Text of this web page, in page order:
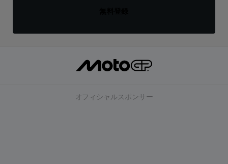
オフィシャルスポンサー